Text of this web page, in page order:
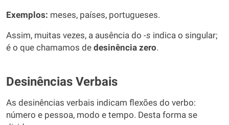
Exemplos: meses, países, portugueses.
Assim, muitas vezes, a ausência do -s indica o singular;
é o que chamamos de desinência zero.
Desinências Verbais
As desinências verbais indicam flexões do verbo:
número e pessoa, modo e tempo. Desta forma se